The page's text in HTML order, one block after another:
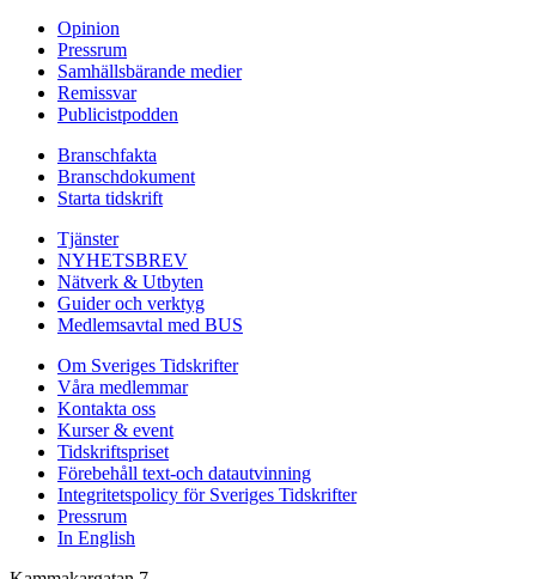
Opinion
Pressrum
Samhällsbärande medier
Remissvar
Publicistpodden
Branschfakta
Branschdokument
Starta tidskrift
Tjänster
NYHETSBREV
Nätverk & Utbyten
Guider och verktyg
Medlemsavtal med BUS
Om Sveriges Tidskrifter
Våra medlemmar
Kontakta oss
Kurser & event
Tidskriftspriset
Förebehåll text-och datautvinning
Integritetspolicy för Sveriges Tidskrifter
Pressrum
In English